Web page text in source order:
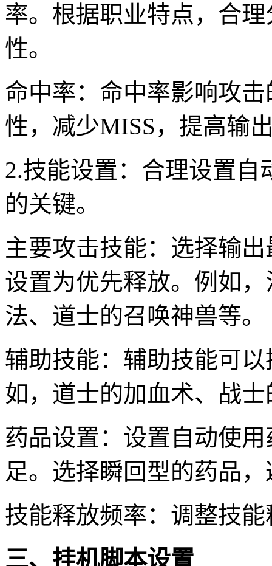
率。根据职业特点，合
性。
命中率：命中率影响攻
性，减少MISS，提高输
2.技能设置：合理设置
的关键。
主要攻击技能：选择输
设置为优先释放。例如
法、道士的召唤神兽等。
辅助技能：辅助技能可
如，道士的加血术、战
药品设置：设置自动使
足。选择瞬回型的药品
技能释放频率：调整技
三、挂机脚本设置